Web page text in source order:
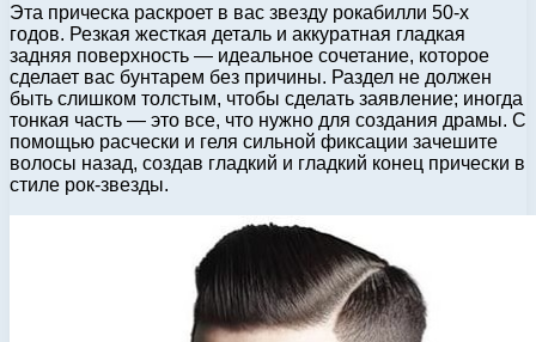
Эта прическа раскроет в вас звезду рокабилли 50-х
годов. Резкая жесткая деталь и аккуратная гладкая
задняя поверхность — идеальное сочетание, которое
сделает вас бунтарем без причины. Раздел не должен
быть слишком толстым, чтобы сделать заявление; иногда
тонкая часть — это все, что нужно для создания драмы. С
помощью расчески и геля сильной фиксации зачешите
волосы назад, создав гладкий и гладкий конец прически в
стиле рок-звезды.